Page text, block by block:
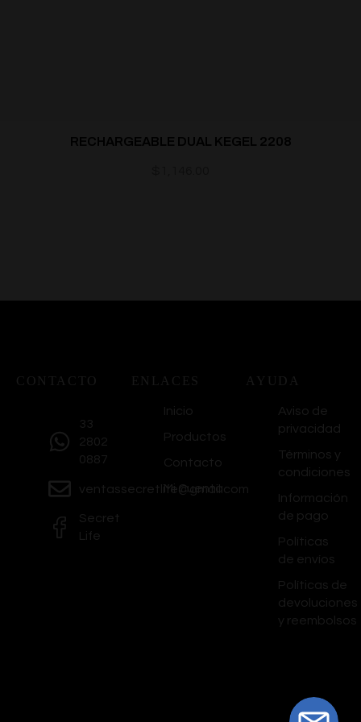
RECHARGEABLE DUAL KEGEL 2208
CONTACTO
33
2802
0887
ventassecretlife@gmail.com
Secret
Life
ENLACES
Inicio
Productos
Contacto
Mi Cuenta
AYUDA
Aviso de
privacidad
Términos y
condiciones
Información
de pago
Políticas
de envíos
Políticas de
devoluciones
y reembolsos